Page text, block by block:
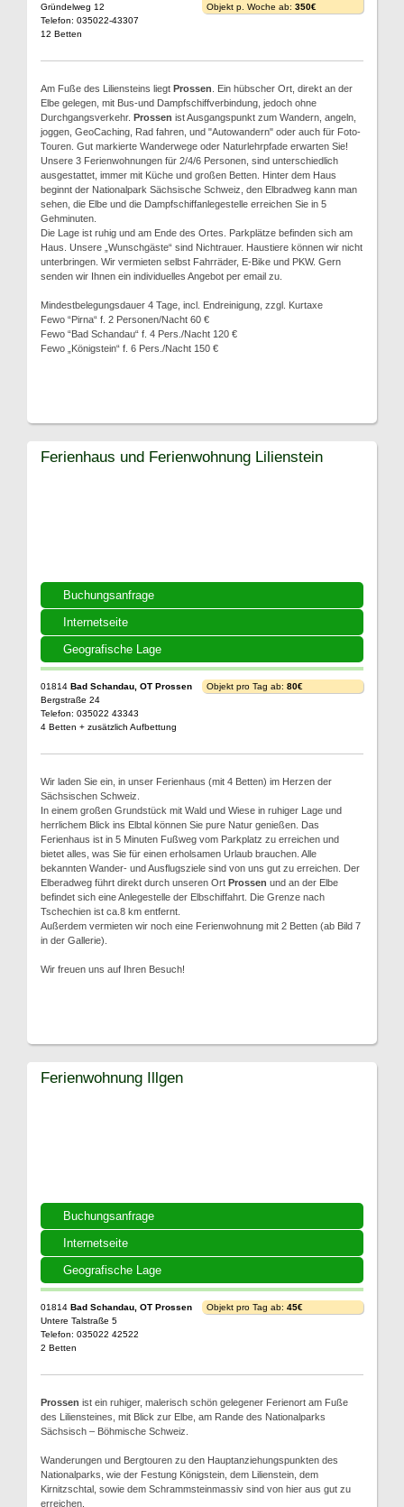
Gründelweg 12
Telefon: 035022-43307
12 Betten
Objekt p. Woche ab: 350€
Am Fuße des Liliensteins liegt Prossen . Ein hübscher Ort, direkt an der
Elbe gelegen, mit Bus-und Dampfschiffverbindung, jedoch ohne
Durchgangsverkehr. Prossen ist Ausgangspunkt zum Wandern, angeln,
joggen, GeoCaching, Rad fahren, und "Autowandern" oder auch für Foto-
Touren. Gut markierte Wanderwege oder Naturlehrpfade erwarten Sie!
Unsere 3 Ferienwohnungen für 2/4/6 Personen, sind unterschiedlich
ausgestattet, immer mit Küche und großen Betten. Hinter dem Haus
beginnt der Nationalpark Sächsische Schweiz, den Elbradweg kann man
sehen, die Elbe und die Dampfschiffanlegestelle erreichen Sie in 5
Gehminuten.
Die Lage ist ruhig und am Ende des Ortes. Parkplätze befinden sich am
Haus. Unsere „Wunschgäste“ sind Nichtrauer. Haustiere können wir nicht
unterbringen. Wir vermieten selbst Fahrräder, E-Bike und PKW. Gern
senden wir Ihnen ein individuelles Angebot per email zu.
Mindestbelegungsdauer 4 Tage, incl. Endreinigung, zzgl. Kurtaxe
Fewo “Pirna“ f. 2 Personen/Nacht 60 €
Fewo “Bad Schandau“ f. 4 Pers./Nacht 120 €
Fewo „Königstein“ f. 6 Pers./Nacht 150 €
Buchungsanfrage
Internetseite
Geografische Lage
Ferienhaus und Ferienwohnung Lilienstein
01814 Bad Schandau, OT Prossen
Bergstraße 24
Telefon: 035022 43343
4 Betten + zusätzlich Aufbettung
Objekt pro Tag ab: 80€
Wir laden Sie ein, in unser Ferienhaus (mit 4 Betten) im Herzen der
Sächsischen Schweiz.
In einem großen Grundstück mit Wald und Wiese in ruhiger Lage und
herrlichem Blick ins Elbtal können Sie pure Natur genießen. Das
Ferienhaus ist in 5 Minuten Fußweg vom Parkplatz zu erreichen und
bietet alles, was Sie für einen erholsamen Urlaub brauchen. Alle
bekannten Wander- und Ausflugsziele sind von uns gut zu erreichen. Der
Elberadweg führt direkt durch unseren Ort Prossen und an der Elbe
befindet sich eine Anlegestelle der Elbschiffahrt. Die Grenze nach
Tschechien ist ca.8 km entfernt.
Außerdem vermieten wir noch eine Ferienwohnung mit 2 Betten (ab Bild 7
in der Gallerie).
Wir freuen uns auf Ihren Besuch!
Buchungsanfrage
Internetseite
Geografische Lage
Ferienwohnung Illgen
01814 Bad Schandau, OT Prossen
Untere Talstraße 5
Telefon: 035022 42522
2 Betten
Objekt pro Tag ab: 45€
Prossen ist ein ruhiger, malerisch schön gelegener Ferienort am Fuße
des Liliensteines, mit Blick zur Elbe, am Rande des Nationalparks
Sächsisch – Böhmische Schweiz.
Wanderungen und Bergtouren zu den Hauptanziehungspunkten des
Nationalparks, wie der Festung Königstein, dem Lilienstein, dem
Kirnitzschtal, sowie dem Schrammsteinmassiv sind von hier aus gut zu
erreichen.